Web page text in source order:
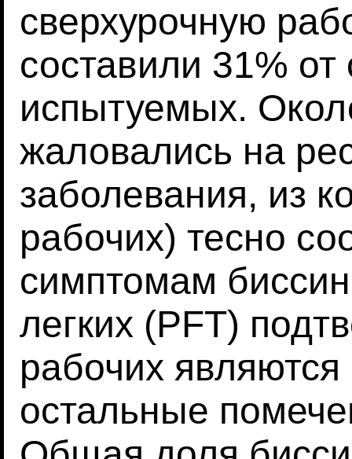
сверхурочную
составили 31%
испытуемых.
жаловались на
заболевания, из
рабочих) тесно
симптомам
легких (PFT)
рабочих
остальные